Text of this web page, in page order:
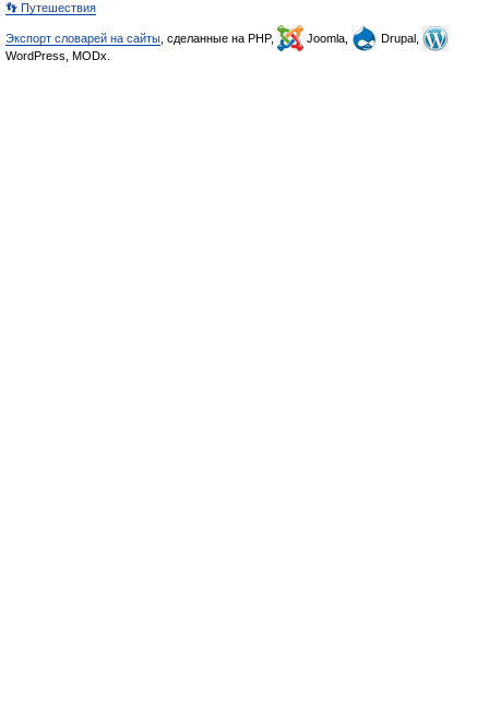
👣 Путешествия
Экспорт словарей на сайты , сделанные на PHP, Joomla,
Drupal,
WordPress, MODx.